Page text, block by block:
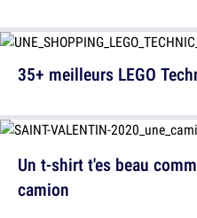
Un t-shirt t'es beau
camion
35+ meilleurs LEGO